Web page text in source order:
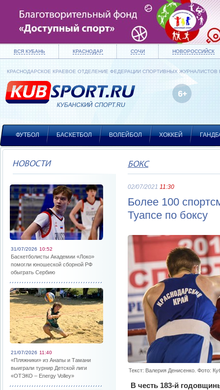
ВСЯ КУБАНЬ КРАСНОДАР СОЧИ НОВОРОССИЙСК
КРАСНОДАРСКОЕ КРАЕВОЕ ОТДЕЛЕНИЕ ФЕДЕРАЦИИ СПОРТИВНЫХ ЖУРНАЛИСТОВ
ФУТБОЛ БАСКЕТБОЛ ВОЛЕЙБОЛ ХОККЕЙ
НОВОСТИ
31/07/2026 10:52
Баскетболисты Академии «Локо»
помогли юношеской сборной РФ
обыграть Сербию
21/07/2026 11:40
«Пляжники» из Анапы и Тамани
выиграли турнир Детской лиги
«ОТЭКО – Energy Volley»
БОКС
02/07/2021 11:30
Более 100
Туапсе по боксу
Текст: Валерия Денисенко. Фото:
В честь 183-й